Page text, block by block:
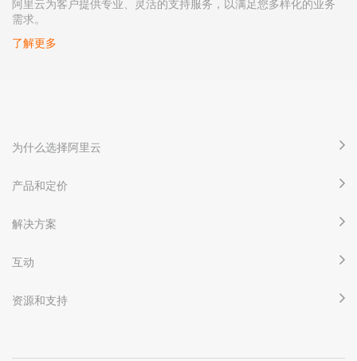
阿里云为客户提供专业、灵活的支持服务，以满足您多样化的业务
需求。
了解更多
为什么选择阿里云
产品和定价
解决方案
互动
资源和支持